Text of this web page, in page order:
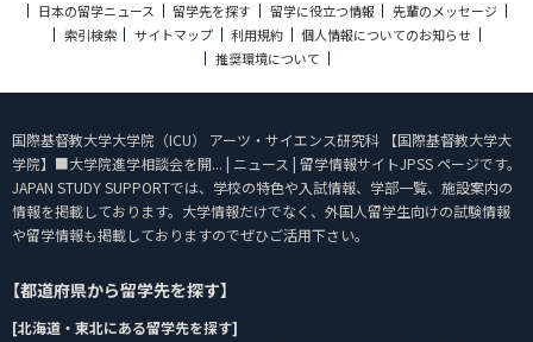
日本の留学ニュース 留学先を探す 留学に役立つ情報
先輩のメッセージ
索引検索
サイトマップ 利用規約
個人情報についてのお知らせ
推奨環境について
国際基督教大学大学院（ICU） アーツ・サイエンス研究科 【国際基督教大学大
学院】■大学院進学相談会を開... | ニュース | 留学情報サイトJPSS ページです。
JAPAN STUDY SUPPORTでは、学校の特色や入試情報、学部一覧、施設案内の
情報を掲載しております。大学情報だけでなく、外国人留学生向けの試験情報
や留学情報も掲載しておりますのでぜひご活用下さい。
【都道府県から留学先を探す】
[北海道・東北にある留学先を探す]